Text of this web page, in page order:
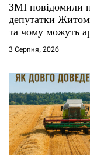
ЗМІ повідомили
депутатки
та чому можуть
3 Серпня, 2026